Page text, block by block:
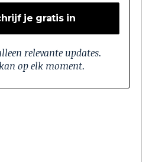
relevante updates.
op elk moment.